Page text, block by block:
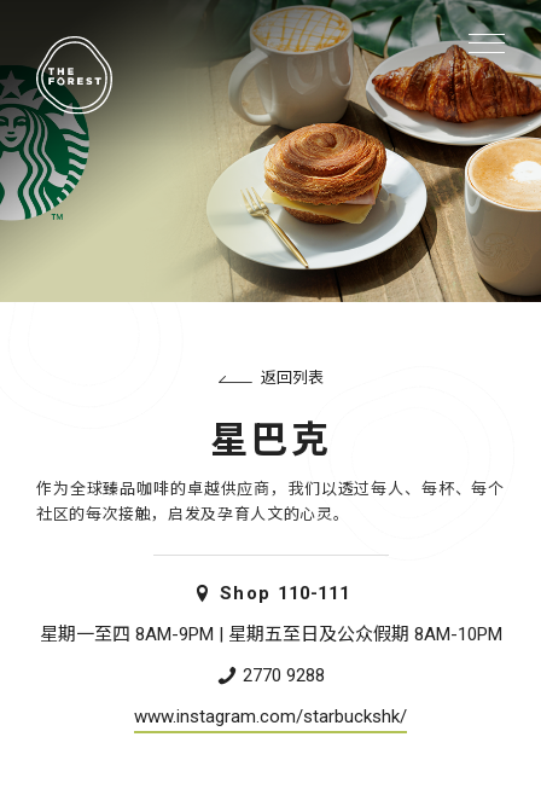
返回列表
星巴克
作为全球臻品咖啡的卓越供应商，我们以透过每人、每杯、每个
社区的每次接触，启发及孕育人文的心灵。
Shop 110-111
星期一至四 8AM-9PM | 星期五至日及公众假期 8AM-10PM
2770 9288
www.instagram.com/starbuckshk/